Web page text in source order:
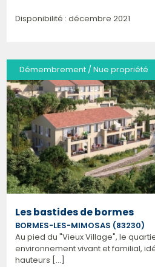
Disponibilité : décembre 2021
Démembrement / Nue propriété
Les bastides de bormes
BORMES-LES-MIMOSAS (83230)
Au pied du "Vieux Village", le
environnement vivant et familial,
hauteurs [...]